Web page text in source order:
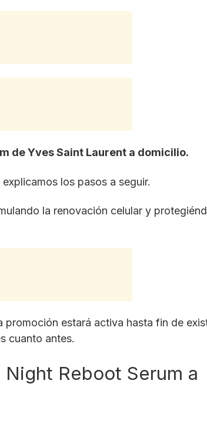
de Yves Saint Laurent a domicilio.
los pasos a seguir.
la renovación celular y
estará activa hasta fin de
cuanto antes.
Reboot Serum a